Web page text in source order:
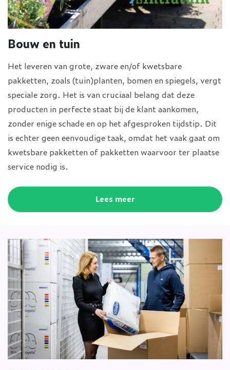
Bouw en tuin
Het leveren van grote, zware en/of kwetsbare
pakketten, zoals (tuin)planten, bomen en spiegels, vergt
speciale zorg. Het is van cruciaal belang dat deze
producten in perfecte staat bij de klant aankomen,
zonder enige schade en op het afgesproken tijdstip. Dit
is echter geen eenvoudige taak, omdat het vaak gaat om
kwetsbare pakketten of pakketten waarvoor ter plaatse
service nodig is.
Lees meer